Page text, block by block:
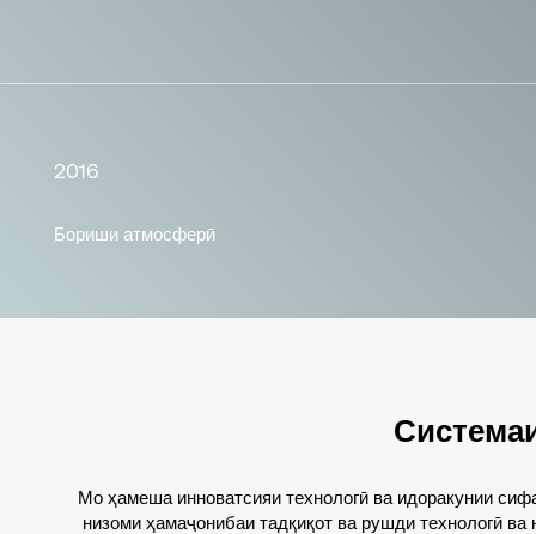
2018
Гуногуншаклсозӣ
Мо ҳамеша инноватсияи технологӣ ва идоракунии
низоми ҳамаҷонибаи тадқиқот ва рушди технологӣ